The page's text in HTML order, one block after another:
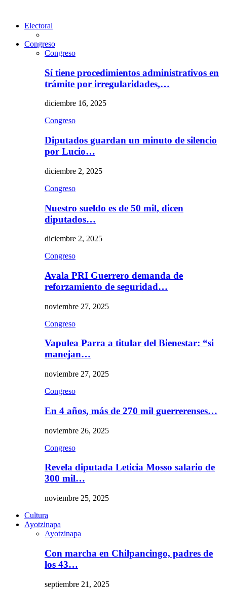
Electoral
Congreso
Congreso
Sí tiene procedimientos administrativos en
trámite por irregularidades,…
diciembre 16, 2025
Congreso
Diputados guardan un minuto de silencio
por Lucio…
diciembre 2, 2025
Congreso
Nuestro sueldo es de 50 mil, dicen
diputados…
diciembre 2, 2025
Congreso
Avala PRI Guerrero demanda de
reforzamiento de seguridad…
noviembre 27, 2025
Congreso
Vapulea Parra a titular del Bienestar: “si
manejan…
noviembre 27, 2025
Congreso
En 4 años, más de 270 mil guerrerenses…
noviembre 26, 2025
Congreso
Revela diputada Leticia Mosso salario de
300 mil…
noviembre 25, 2025
Cultura
Ayotzinapa
Ayotzinapa
Con marcha en Chilpancingo, padres de
los 43…
septiembre 21, 2025